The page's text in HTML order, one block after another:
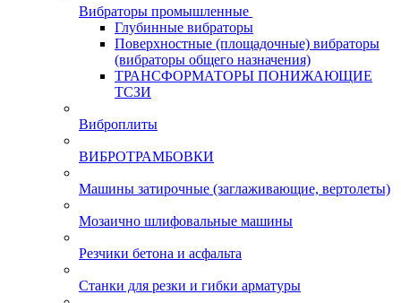
Вибраторы промышленные
Глубинные вибраторы
Поверхностные (площадочные) вибраторы
(вибраторы общего назначения)
ТРАНСФОРМАТОРЫ ПОНИЖАЮЩИЕ
ТСЗИ
Виброплиты
ВИБРОТРАМБОВКИ
Машины затирочные (заглаживающие, вертолеты)
Мозаично шлифовальные машины
Резчики бетона и асфальта
Станки для резки и гибки арматуры